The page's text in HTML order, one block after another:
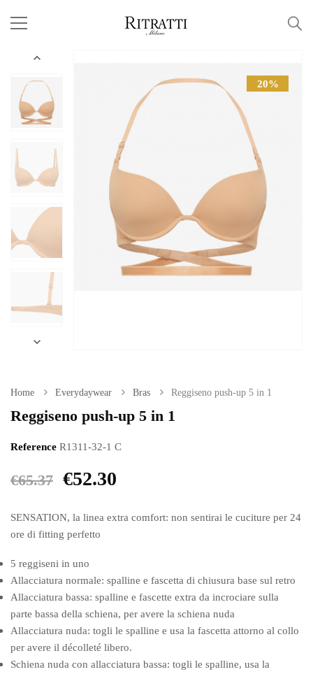


20%
Home Everydaywear Bras Reggiseno push-up 5 in 1
Reggiseno push-up 5 in 1
Reference R1311-32-1 C
€65.37 €52.30
SENSATION, la linea extra comfort: non sentirai le cuciture per 24
ore di fitting perfetto
5 reggiseni in uno
Allacciatura normale: spalline e fascetta di chiusura base sul retro
Allacciatura bassa: spalline e fascette extra da incrociare sulla
parte bassa della schiena, per avere la schiena nuda
Allacciatura nuda: togli le spalline e usa la fascetta attorno al collo
per avere il décolleté libero.
Schiena nuda con allacciatura bassa: togli le spalline, usa la